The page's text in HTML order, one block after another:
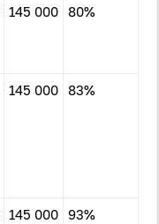
145 000 80%
145 000 83%
145 000 93%